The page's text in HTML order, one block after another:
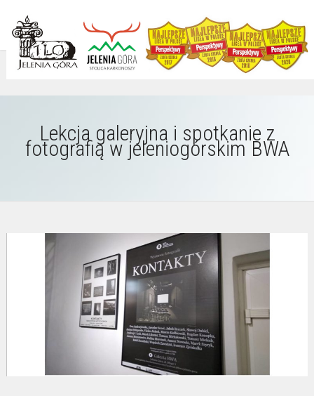
Lekcja galeryjna i spotkanie z
fotografią w jeleniogórskim BWA